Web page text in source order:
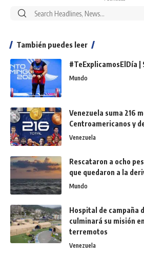
También puedes leer
#TeExplicamosElDía |
Mundo
Venezuela suma 216
Centroamericanos y
Venezuela
Rescataron a ocho
que quedaron a la
Mundo
Hospital de campaña
culminará su misión
terremotos
Venezuela